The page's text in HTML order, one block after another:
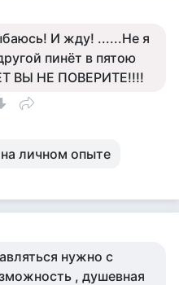
И жду! ......Не я
пинёт в пятою
ВЫ НЕ ПОВЕРИТЕ!!!!
личном опыте
нужно с
, душевная